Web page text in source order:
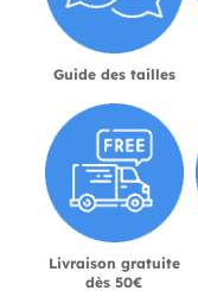
Guide des tailles
Livraison gratuite
dès 50€